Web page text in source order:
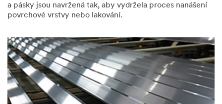
a pásky jsou navržená tak, aby vydržela proces nanášení
povrchové vrstvy nebo lakování.